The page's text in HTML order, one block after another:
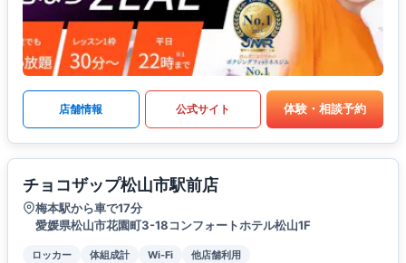
店舗情報 公式サイト 体験・相談予約
チョコザップ松山市駅前店
梅本駅から車で17分
愛媛県松山市花園町3-18コンフォートホテル松山1F
ロッカー 体組成計 Wi-Fi 他店舗利用